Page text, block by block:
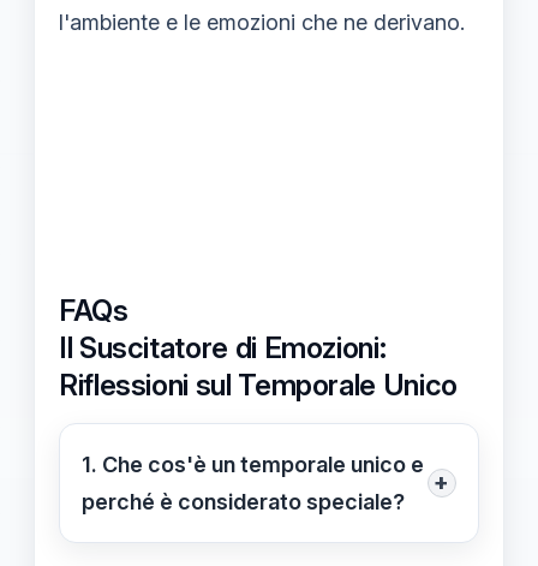
l'ambiente e le emozioni che ne derivano.
FAQs
Il Suscitatore di Emozioni:
Riflessioni sul Temporale Unico
1. Che cos'è un temporale unico e
perché è considerato speciale?
+
Un temporale unico è un fenomeno